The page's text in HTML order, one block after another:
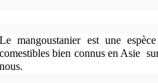
Le mangoustanier est une
comestibles bien connus en Asie
nous.